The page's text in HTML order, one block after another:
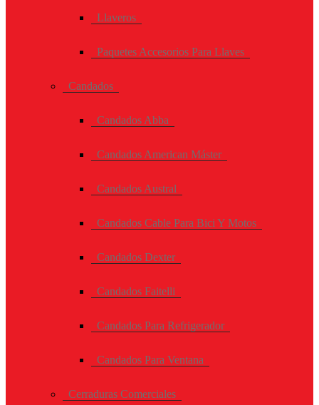
Llaveros
Paquetes Accesorios Para Llaves
Candados
Candados Abba
Candados American Máster
Candados Austral
Candados Cable Para Bici Y Motos
Candados Dexter
Candados Faitelli
Candados Para Refrigerador
Candados Para Ventana
Cerraduras Comerciales